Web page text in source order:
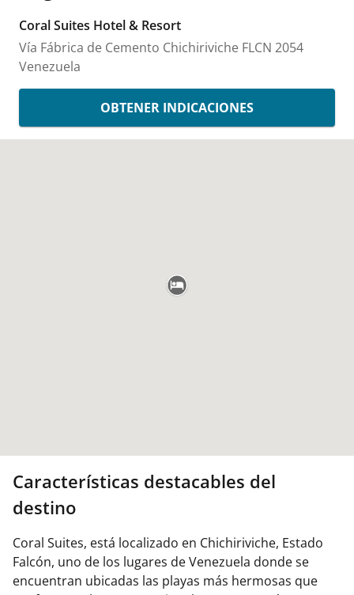
Coral Suites Hotel & Resort
Vía Fábrica de Cemento Chichiriviche FLCN 2054
Venezuela
OBTENER INDICACIONES
Características destacables del
destino
Coral Suites, está localizado en Chichiriviche, Estado
Falcón, uno de los lugares de Venezuela donde se
encuentran ubicadas las playas más hermosas que